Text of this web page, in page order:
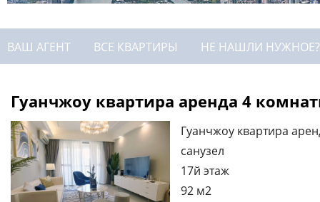
ВАШ АГЕНТ ВСЕ КВАРТИРЫ НЕ НАШЛИ НУЖНОЕ?
Гуанчжоу квартира аренда 4
Гуанчжоу квартира
санузел
17й этаж
92 м2